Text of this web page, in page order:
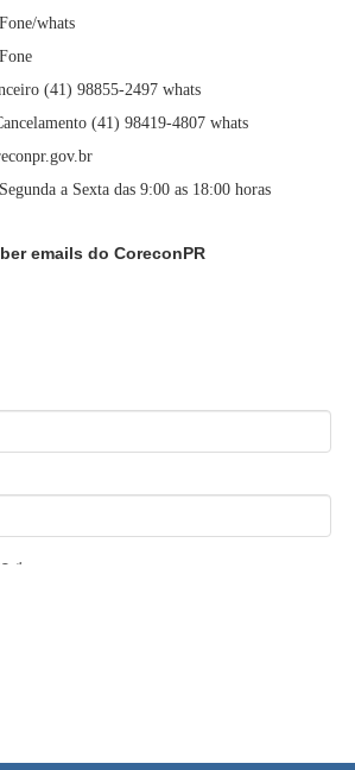
whats
(41) 98855-2497 whats
(41) 98419-4807 whats
a Sexta das 9:00 as 18:00 horas
emails do CoreconPR